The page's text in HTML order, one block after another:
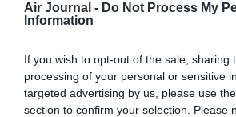
Air Journal - Do Not Process My
Information
If you wish to opt-out of the sale, sharing
processing of your personal or sensitive
targeted advertising by us, please use
section to confirm your selection. Please
FAIRE UN DON